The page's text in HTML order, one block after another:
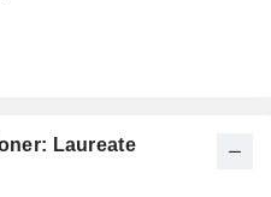
Laureate